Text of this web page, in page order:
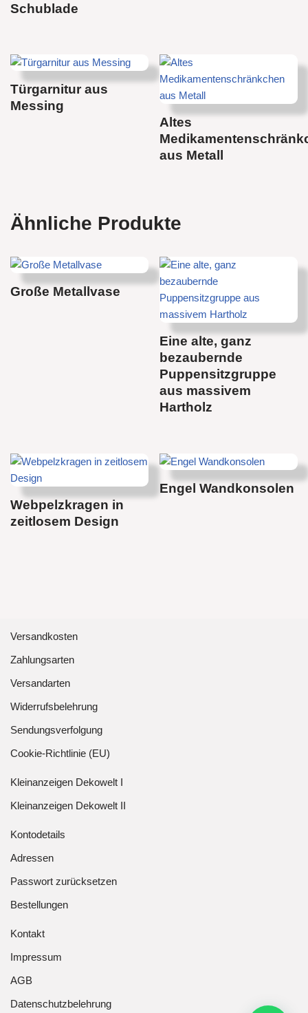
Schublade
Türgarnitur aus
Messing
Altes
aus Metall
Ähnliche Produkte
Große Metallvase
Eine alte, ganz
bezaubernde
Puppensitzgruppe
aus massivem
Hartholz
Webpelzkragen in
zeitlosem Design
Engel Wandkonsolen
Versandkosten
Zahlungsarten
Versandarten
Widerrufsbelehrung
Sendungsverfolgung
Cookie-Richtlinie (EU)
Kleinanzeigen Dekowelt I
Kleinanzeigen Dekowelt II
Kontodetails
Adressen
Passwort zurücksetzen
Bestellungen
Kontakt
Impressum
AGB
Datenschutzbelehrung